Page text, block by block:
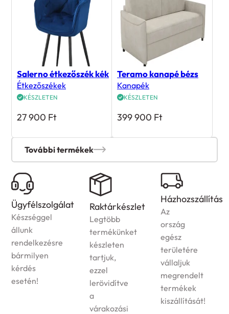
Salerno étkezőszék kék
Étkezőszékek
KÉSZLETEN
27 900 Ft
Teramo kanapé bézs
Kanapék
KÉSZLETEN
399 900 Ft
További termékek
Ügyfélszolgálat
Készséggel
állunk
rendelkezésre
bármilyen
kérdés
esetén!
Raktárkészlet
Legtöbb
termékünket
készleten
tartjuk,
ezzel
lerövidítve
a
várakozási
Házhozszállítás
Az
ország
egész
területére
vállaljuk
megrendelt
termékek
kiszállítását!